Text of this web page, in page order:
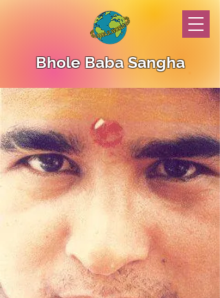
Bhole Baba Sangha